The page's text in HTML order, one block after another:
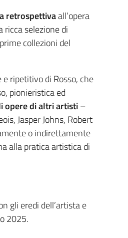
retrospettivaall’opera
ricca selezione di
collezioni del
ripetitivo di Rosso, che
pionieristica ed
opere di altri artisti–
Jasper Johns, Robert
o indirettamente
alla pratica artistica di
gli eredi dell’artista e
2025.